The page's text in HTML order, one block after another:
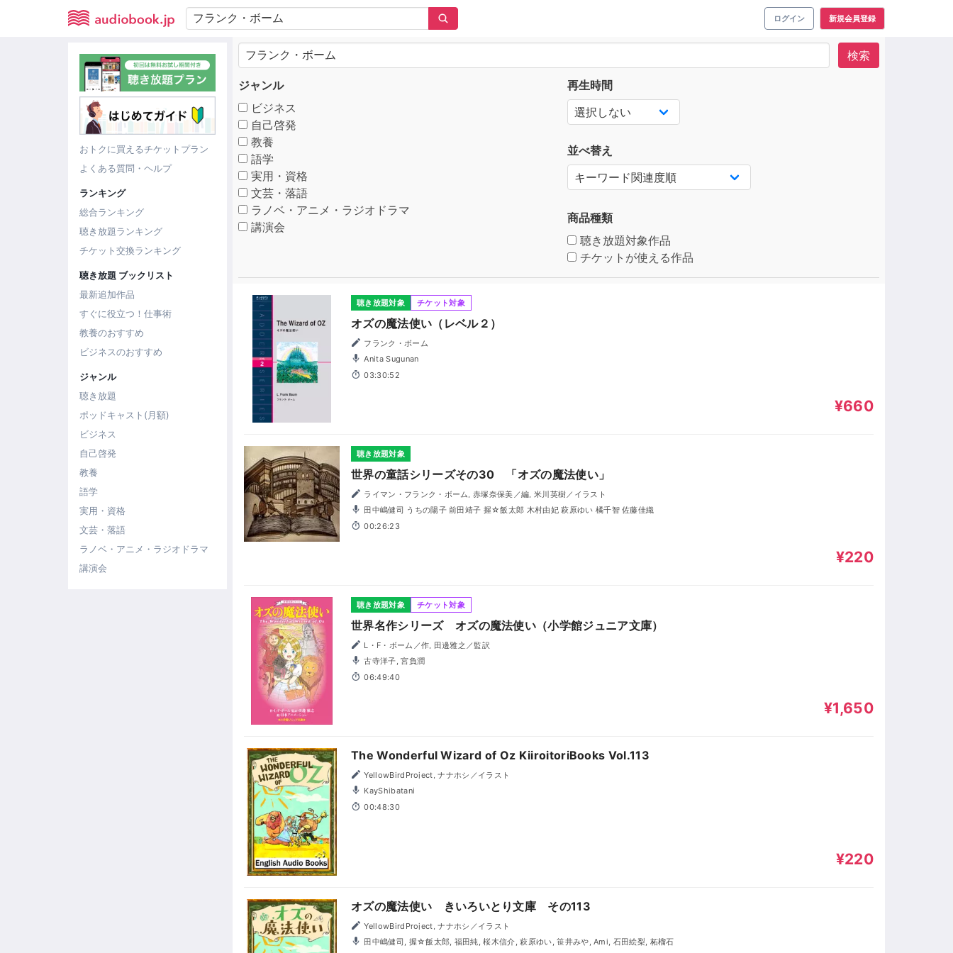
ログイン 新規会員登録
おトクに買えるチケットプラン
よくある質問・ヘルプ
ランキング
総合ランキング
聴き放題ランキング
チケット交換ランキング
聴き放題 ブックリスト
最新追加作品
すぐに役立つ！仕事術
教養のおすすめ
ビジネスのおすすめ
ジャンル
聴き放題
ポッドキャスト(月額)
ビジネス
自己啓発
教養
語学
実用・資格
文芸・落語
ラノベ・アニメ・ラジオドラマ
講演会
検索
ジャンル
ビジネス
自己啓発
教養
語学
実用・資格
文芸・落語
ラノベ・アニメ・ラジオドラマ
講演会
再生時間
並べ替え
商品種類
聴き放題対象作品
チケットが使える作品
聴き放題対象 チケット対象
オズの魔法使い（レベル２）
フランク・ボーム
Anita Sugunan
03:30:52
¥660
聴き放題対象
世界の童話シリーズその30 「オズの魔法使い」
ライマン・フランク・ボーム, 赤塚奈保美／編, 米川英樹／イラスト
田中嶋健司 うちの陽子 前田靖子 握☆飯太郎 木村由妃 萩原ゆい 橘千智 佐藤佳織
00:26:23
¥220
聴き放題対象 チケット対象
世界名作シリーズ オズの魔法使い（小学館ジュニア文庫）
L・F・ボーム／作, 田邊雅之／監訳
古寺洋子, 宮負潤
06:49:40
¥1,650
The Wonderful Wizard of Oz KiiroitoriBooks Vol.113
YellowBirdProject, ナナホシ／イラスト
KayShibatani
00:48:30
¥220
オズの魔法使い きいろいとり文庫 その113
YellowBirdProject, ナナホシ／イラスト
田中嶋健司, 握☆飯太郎, 福田純, 桜木信介, 萩原ゆい, 笹井みや, Ami, 石田絵梨, 柘榴石